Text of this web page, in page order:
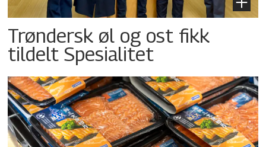
Trøndersk øl og ost fikk
tildelt Spesialitet